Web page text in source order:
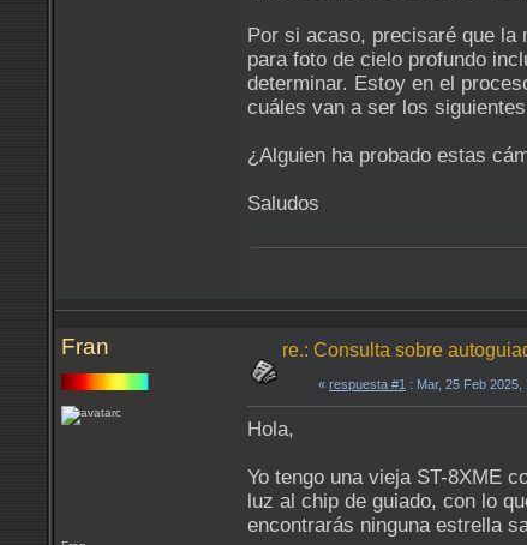
Por si acaso, precisaré que la
para foto de cielo profundo
determinar. Estoy en el
cuáles van a ser los
¿Alguien ha probado estas
Saludos
Fran re.: Consulta sobre
« respuesta #1 : Mar, 25 Feb 2025,
Hola,
Yo tengo una vieja ST-8XME
luz al chip de guiado, con lo
encontrarás ninguna estrella